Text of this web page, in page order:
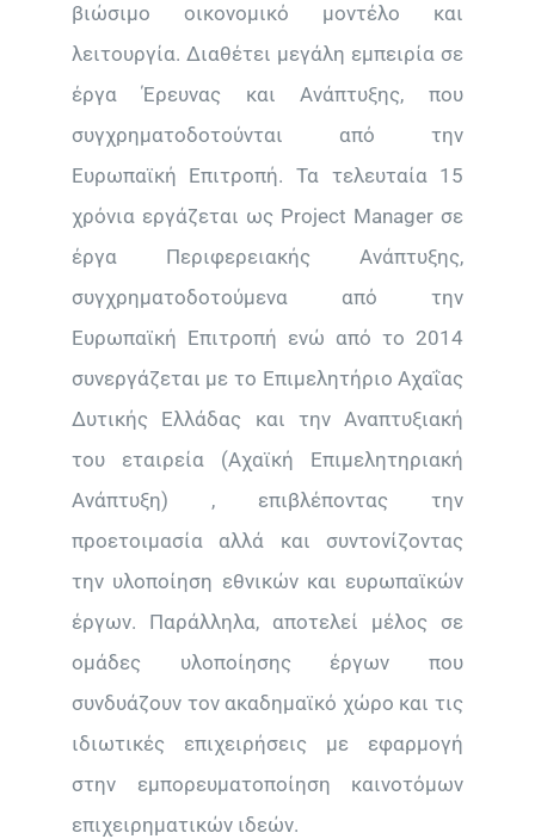
βιώσιμο οικονομικό μοντέλο και
λειτουργία. Διαθέτει μεγάλη εμπειρία σε
έργα Έρευνας και Ανάπτυξης, που
συγχρηματοδοτούνται από την
Ευρωπαϊκή Επιτροπή. Τα τελευταία 15
χρόνια εργάζεται ως Project Manager σε
έργα Περιφερειακής Ανάπτυξης,
συγχρηματοδοτούμενα από την
Ευρωπαϊκή Επιτροπή ενώ από το 2014
συνεργάζεται με το Επιμελητήριο Αχαΐας
Δυτικής Ελλάδας και την Αναπτυξιακή
του εταιρεία (Αχαϊκή Επιμελητηριακή
Ανάπτυξη) , επιβλέποντας την
προετοιμασία αλλά και συντονίζοντας
την υλοποίηση εθνικών και ευρωπαϊκών
έργων. Παράλληλα, αποτελεί μέλος σε
ομάδες υλοποίησης έργων που
συνδυάζουν τον ακαδημαϊκό χώρο και τις
ιδιωτικές επιχειρήσεις με εφαρμογή
στην εμπορευματοποίηση καινοτόμων
επιχειρηματικών ιδεών.